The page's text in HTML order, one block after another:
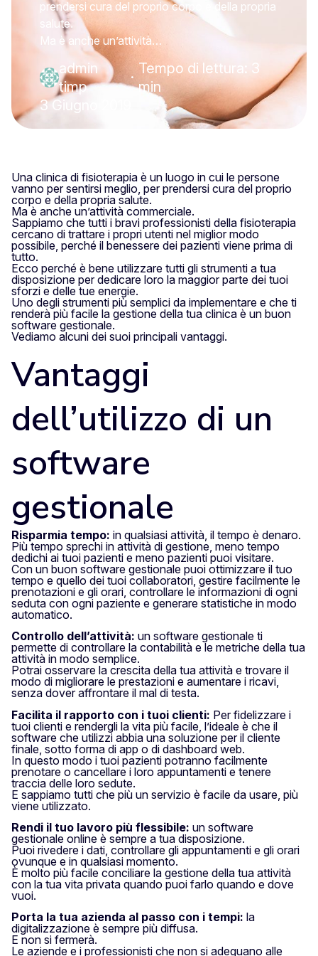
prendersi cura del proprio corpo e della propria
salute.
Ma è anche un’attività…
admin
timp
·
Tempo di lettura: 3
min
3 Giugno 2019
Una clinica di fisioterapia è un luogo in cui le persone
vanno per sentirsi meglio, per prendersi cura del proprio
corpo e della propria salute.
Ma è anche un’attività commerciale.
Sappiamo che tutti i bravi professionisti della fisioterapia
cercano di trattare i propri utenti nel miglior modo
possibile, perché il benessere dei pazienti viene prima di
tutto.
Ecco perché è bene utilizzare tutti gli strumenti a tua
disposizione per dedicare loro la maggior parte dei tuoi
sforzi e delle tue energie.
Uno degli strumenti più semplici da implementare e che ti
renderà più facile la gestione della tua clinica è un buon
software gestionale.
Vediamo alcuni dei suoi principali vantaggi.
Vantaggi
dell’utilizzo di un
software
gestionale
Risparmia tempo: in qualsiasi attività, il tempo è denaro.
Più tempo sprechi in attività di gestione, meno tempo
dedichi ai tuoi pazienti e meno pazienti puoi visitare.
Con un buon software gestionale puoi ottimizzare il tuo
tempo e quello dei tuoi collaboratori, gestire facilmente le
prenotazioni e gli orari, controllare le informazioni di ogni
seduta con ogni paziente e generare statistiche in modo
automatico.
Controllo dell’attività: un software gestionale ti
permette di controllare la contabilità e le metriche della tua
attività in modo semplice.
Potrai osservare la crescita della tua attività e trovare il
modo di migliorare le prestazioni e aumentare i ricavi,
senza dover affrontare il mal di testa.
Facilita il rapporto con i tuoi clienti: Per fidelizzare i
tuoi clienti e rendergli la vita più facile, l’ideale è che il
software che utilizzi abbia una soluzione per il cliente
finale, sotto forma di app o di dashboard web.
In questo modo i tuoi pazienti potranno facilmente
prenotare o cancellare i loro appuntamenti e tenere
traccia delle loro sedute.
E sappiamo tutti che più un servizio è facile da usare, più
viene utilizzato.
Rendi il tuo lavoro più flessibile: un software
gestionale online è sempre a tua disposizione.
Puoi rivedere i dati, controllare gli appuntamenti e gli orari
ovunque e in qualsiasi momento.
È molto più facile conciliare la gestione della tua attività
con la tua vita privata quando puoi farlo quando e dove
vuoi.
Porta la tua azienda al passo con i tempi: la
digitalizzazione è sempre più diffusa.
E non si fermerà.
Le aziende e i professionisti che non si adeguano alle